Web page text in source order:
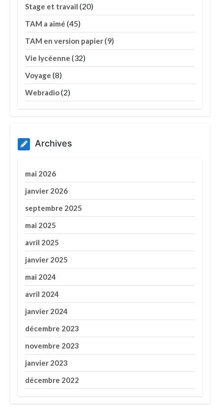
Stage et travail (20)
TAM a aimé (45)
TAM en version papier(9)
Vie lycéenne (32)
Voyage (8)
Webradio(2)
Archives
mai 2026
janvier 2026
septembre 2025
mai 2025
avril 2025
janvier 2025
mai 2024
avril 2024
janvier 2024
décembre 2023
novembre 2023
janvier 2023
décembre 2022